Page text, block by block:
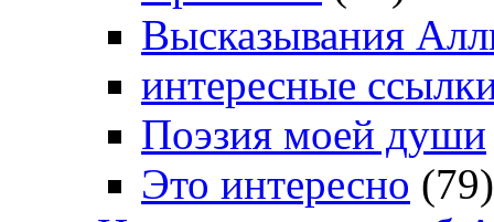
Высказывания
интересные
Поэзия моей души
Это интересно (79)